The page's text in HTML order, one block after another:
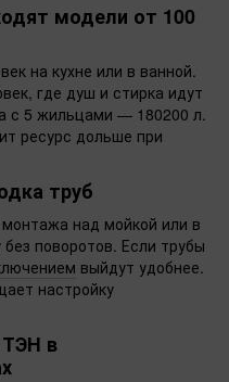
модели от 100
на кухне или в ванной.
где душ и стирка идут
с 5 жильцами — 180200 л.
ресурс дольше при
труб
над мойкой или в
поворотов. Если трубы
выйдут удобнее.
настройку
в